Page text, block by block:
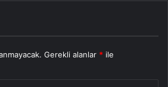
Gerekli alanlar * ile